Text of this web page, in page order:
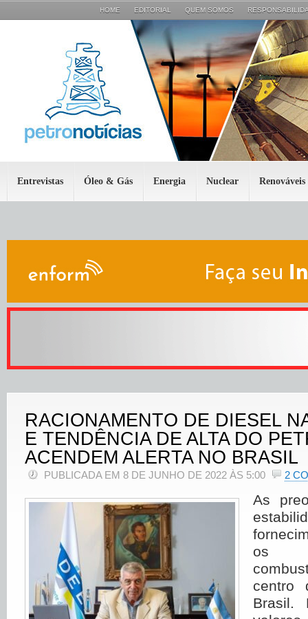
HOME EDITORIAL QUEM SOMOS
Entrevistas Óleo & Gás Energia Nuclear Renováveis
RACIONAMENTO DE DIESEL
E TENDÊNCIA DE ALTA DO
ACENDEM ALERTA NO BRASIL
PUBLICADA EM 8 DE JUNHO DE 2022 ÀS 5:00 2
As
os
centro
Brasil.